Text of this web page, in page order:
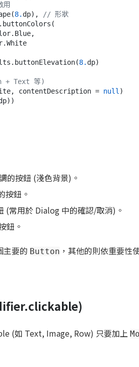
8. dp),
// 形狀
8. dp)
+ Text 等)
contentDescription =
null )
的按鈕 (淺色背景)。
按鈕。
(常用於 Dialog 中的確認/取消)。
鈕。
主要的 Button ，其他的則依重要性
(如 Text, Image, Row) 只要加上